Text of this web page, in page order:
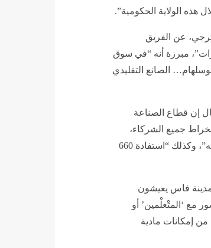
عن الفريق
مبرزة أنه “في سوق
الصانع التقليدي
إن قطاع الصناعة
جميع الشركاء،
استطعنا الوصول إلى أزيد من 350 هيئة إقليمية وجهوية تمثل القطاع وتهيكله”، وكذلك “استفادة 660
فاس يعيشون
مع ‘المتْعلْمين’ أو
من إمكانات مادية